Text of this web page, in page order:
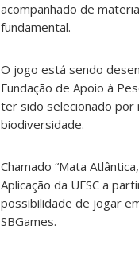
acompanhado de
fundamental.
O jogo está sendo
Fundação de Apoio à
ter sido selecionado por
biodiversidade.
Chamado “Mata
Aplicação da UFSC a
possibilidade de jogar
SBGames.